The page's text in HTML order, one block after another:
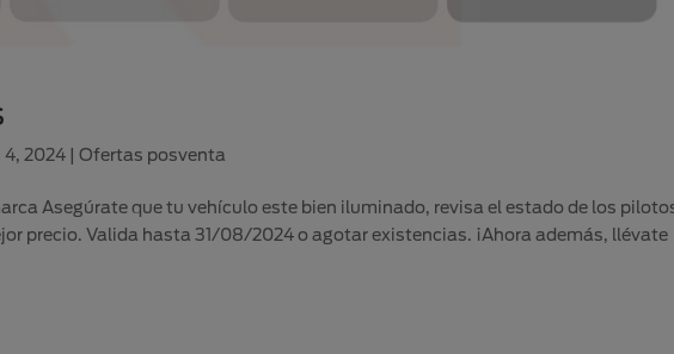
4, 2024| Ofertas posventa
Asegúrate que tu vehículo este bien iluminado, revisa el estado de los
precio. Valida hasta 31/08/2024 o agotar existencias. ¡Ahora además, llévate